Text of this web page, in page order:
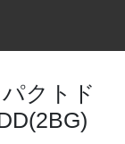
クトド